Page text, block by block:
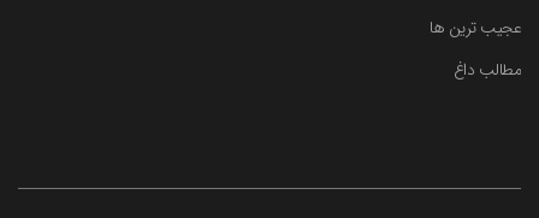
عجیب ترین ها
مطالب داغ